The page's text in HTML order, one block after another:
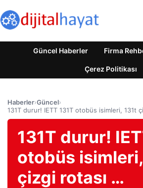
Güncel Haberler Firma
Çerez Politikası
Haberler›Güncel›
131T durur! IETT 131T otobüs isimleri, 131t
131T durur!
otobüs
çizgi rotası …